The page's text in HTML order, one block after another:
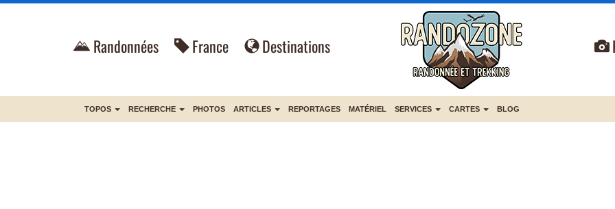
Randonnées France Destinations
TOPOS RECHERCHE PHOTOS ARTICLES REPORTAGES MATÉRIEL SERVICES CARTES BLOG